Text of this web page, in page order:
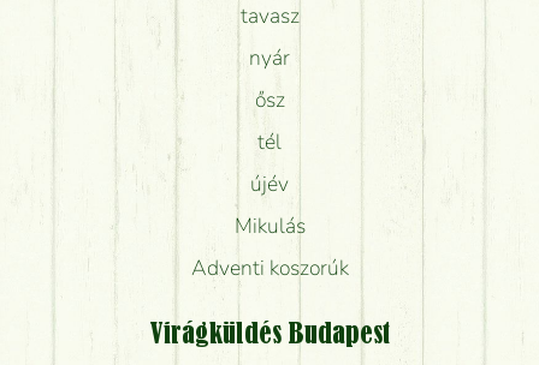
tavasz
nyár
ősz
tél
újév
Mikulás
Adventi koszorúk
Virágküldés Budapest